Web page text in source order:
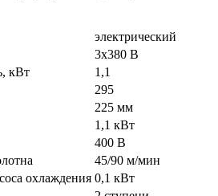
электрический
3х380 В
кВт
1,1
295
225 мм
1,1 кВт
400 В
45/90 м/мин
охлаждения 0,1 кВт